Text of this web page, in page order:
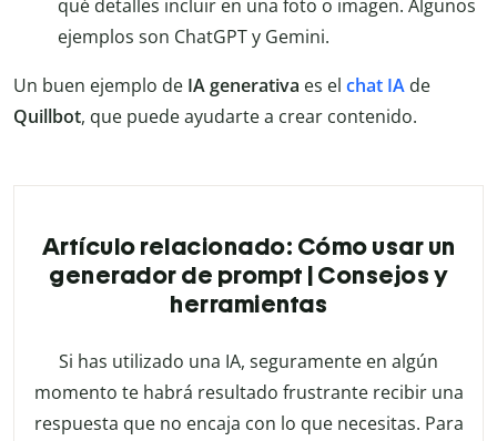
qué detalles incluir en una foto o imagen. Algunos
ejemplos son ChatGPT y Gemini.
Un buen ejemplo de IA generativa es el chat IA de
Quillbot, que puede ayudarte a crear contenido.
Artículo relacionado: Cómo usar un
generador de prompt | Consejos y
herramientas
Si has utilizado una IA, seguramente en algún
momento te habrá resultado frustrante recibir una
respuesta que no encaja con lo que necesitas. Para